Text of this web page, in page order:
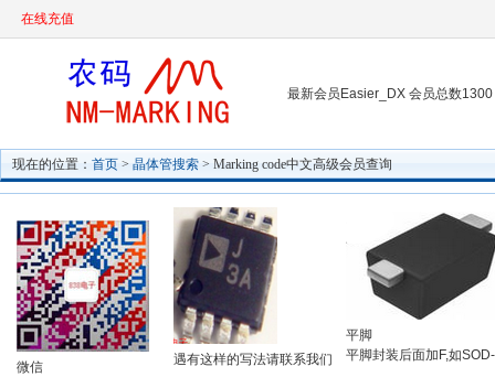
在线充值
最新会员Easier_DX 会员总数1300
现在的位置： 首页 > 晶体管搜索 > Marking code中文高级会员查询
微信 遇有这样的写法请联系我们
平脚
平脚封装后面加F,如